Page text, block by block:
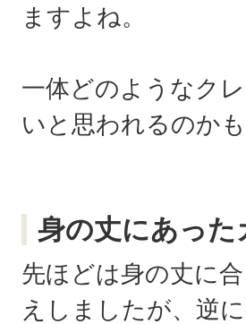
ますよね。
一体どのようなク
いと思われるのか
身の丈にあった
先ほどは身の丈に
えしましたが、逆